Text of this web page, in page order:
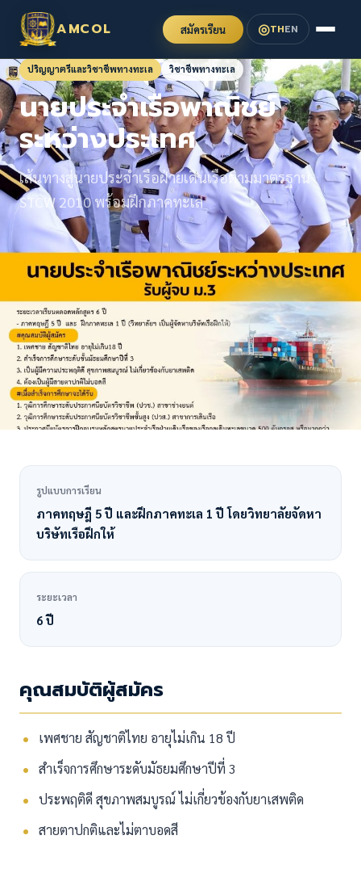
AMCOL สมัครเรียน ◎THEN
ปริญญาตรีและวิชาชีพทางทะเล วิชาชีพทางทะเล
นายประจำเรือพาณิชย์
ระหว่างประเทศ
เส้นทางสู่นายประจำเรือฝ่ายเดินเรือตามมาตรฐาน
STCW 2010 พร้อมฝึกภาคทะเล
รูปแบบการเรียน
ภาคทฤษฎี 5 ปี และฝึกภาคทะเล 1 ปี โดยวิทยาลัยจัดหา
บริษัทเรือฝึกให้
ระยะเวลา
6 ปี
คุณสมบัติผู้สมัคร
เพศชาย สัญชาติไทย อายุไม่เกิน 18 ปี
สำเร็จการศึกษาระดับมัธยมศึกษาปีที่ 3
ประพฤติดี สุขภาพสมบูรณ์ ไม่เกี่ยวข้องกับยาเสพติด
สายตาปกติและไม่ตาบอดสี